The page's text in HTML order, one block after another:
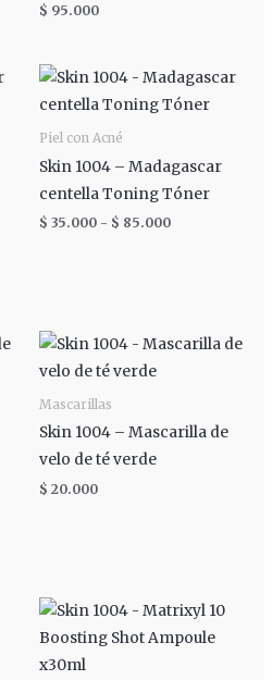
$ 95.000
Piel con Acné
Skin 1004 – Madagascar
centella Toning Tóner
$ 35.000 - $ 85.000
Rango
precios:
$ 85.000
Mascarillas
Skin 1004 – Mascarilla de
velo de té verde
$ 20.000
Rango
de
precios: